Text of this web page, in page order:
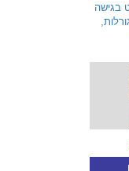
בגישה